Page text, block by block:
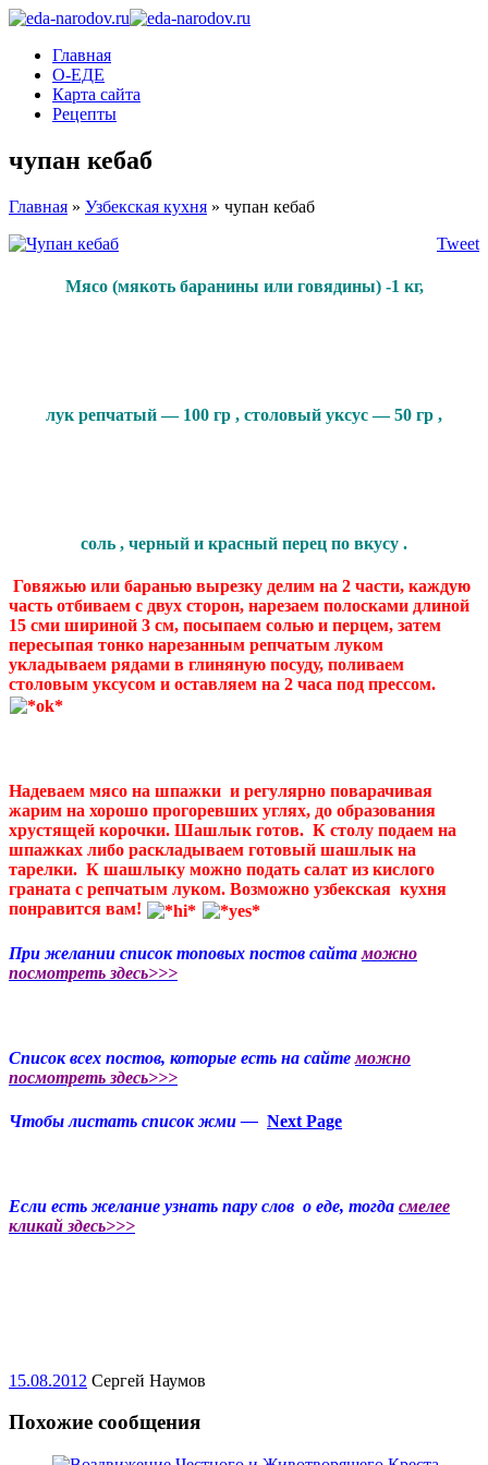
Главная
О-ЕДЕ
Карта сайта
Рецепты
чупан кебаб
Главная » Узбекская кухня » чупан кебаб
Tweet
Мясо (мякоть баранины или говядины) -1 кг,
лук репчатый — 100 гр , столовый уксус — 50 гр ,
соль , черный и красный перец по вкусу .
Говяжью или баранью вырезку делим на 2 части, каждую
часть отбиваем с двух сторон, нарезаем полосками длиной
15 сми шириной 3 см, посыпаем солью и перцем, затем
пересыпая тонко нарезанным репчатым луком
укладываем рядами в глиняную посуду, поливаем
столовым уксусом и оставляем на 2 часа под прессом.
Надеваем мясо на шпажки и регулярно поварачивая
жарим на хорошо прогоревших углях, до образования
хрустящей корочки. Шашлык готов. К столу подаем на
шпажках либо раскладываем готовый шашлык на
тарелки. К шашлыку можно подать салат из кислого
граната с репчатым луком. Возможно узбекская кухня
понравится вам!
При желании список топовых постов сайтаможно
посмотреть здесь>>>
Список всех постов, которые есть на сайтеможно
посмотреть здесь>>>
Чтобы листать список жми — Next Page
Если есть желание узнать пару слов о еде, тогда смелее
кликай здесь>>>
15.08.2012 Сергей Наумов
Похожие сообщения